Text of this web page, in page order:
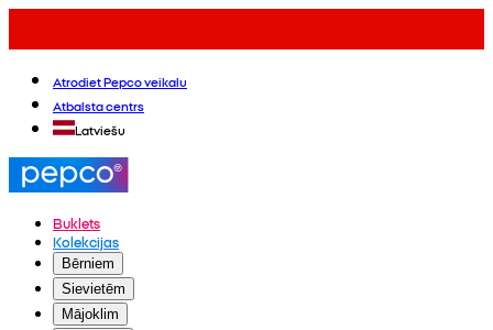
Atrodiet Pepco veikalu
Atbalsta centrs
Latviešu
Buklets
Kolekcijas
Bērniem
Sievietēm
Mājoklim